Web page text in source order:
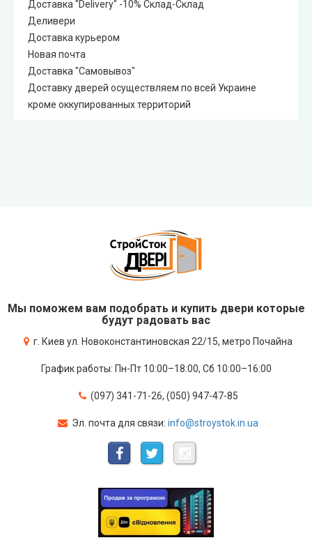
Доставка "Delivery" -10% Склад-Склад
Деливери
Доставка курьером
Новая почта
Доставка "Самовывоз"
Доставку дверей осуществляем по всей Украине
кроме оккупированных территорий
Мы поможем вам подобрать и купить двери которые
будут радовать вас
г. Киев ул. Новоконстантиновская 22/15, метро Почайна
График работы: Пн-Пт 10:00–18:00, Сб 10:00–16:00
(097) 341-71-26, (050) 947-47-85
Эл. почта для связи: info@stroystok.in.ua